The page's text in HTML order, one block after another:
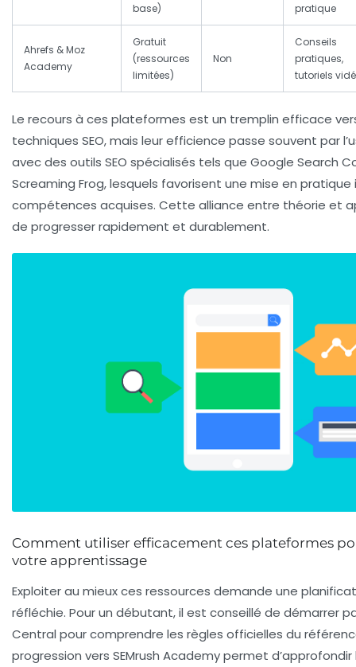
base) pratique
Ahrefs & Moz
Academy
Gratuit
(ressources
limitées)
Non
Conseils
pratiques,
tutoriels
Le recours à ces plateformes est un tremplin efficace
techniques SEO, mais leur efficience passe souvent par
avec des outils SEO spécialisés tels que Google Search
Screaming Frog, lesquels favorisent une mise en
compétences acquises. Cette alliance entre théorie et
de progresser rapidement et durablement.
Comment utiliser efficacement ces plateformes
votre apprentissage
Exploiter au mieux ces ressources demande une
réfléchie. Pour un débutant, il est conseillé de démarrer
Central pour comprendre les règles officielles du
progression vers SEMrush Academy permet